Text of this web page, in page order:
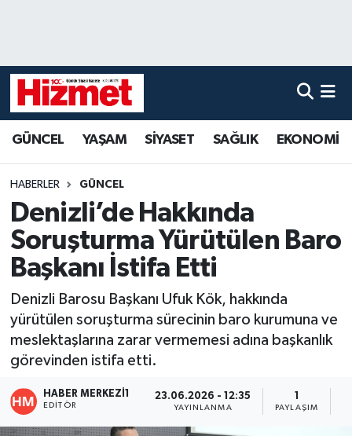
GÜNCEL YAŞAM SİYASET SAĞLIK EKONOMİ
HABERLER GÜNCEL
Denizli’de Hakkında
Soruşturma Yürütülen Baro
Başkanı İstifa Etti
Denizli Barosu Başkanı Ufuk Kök, hakkında
yürütülen soruşturma sürecinin baro kurumuna ve
meslektaşlarına zarar vermemesi adına başkanlık
görevinden istifa etti.
HABER MERKEZI1
EDITÖR
23.06.2026 - 12:35
YAYINLANMA
1
PAYLAŞIM
YAŞAM
SİYASET
SAĞLIK
EKONOMİ
KÜLTÜR SANAT
SPOR
MAGAZİN
Denizli Hava Durumu
Denizli Trafik Yoğunluk Haritası
Süper Lig Puan Durumu ve Fikstür
Tüm Manşetler
Son Dakika Haberleri
Haber Arşivi